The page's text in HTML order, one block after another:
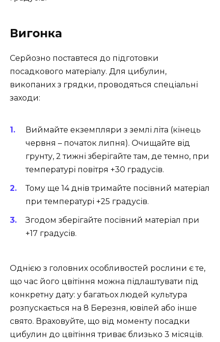
Вигонка
Серйозно поставтеся до підготовки
посадкового матеріалу. Для цибулин,
викопаних з грядки, проводяться спеціальні
заходи:
Виймайте екземпляри з землі літа (кінець
червня – початок липня). Очищайте від
грунту, 2 тижні зберігайте там, де темно, при
температурі повітря +30 градусів.
Тому ще 14 днів тримайте посівний матеріал
при температурі +25 градусів.
Згодом зберігайте посівний матеріал при
+17 градусів.
Однією з головних особливостей рослини є те,
що час його цвітіння можна підлаштувати під
конкретну дату: у багатьох людей культура
розпускається на 8 Березня, ювілей або інше
свято. Враховуйте, що від моменту посадки
цибулин до цвітіння триває близько 3 місяців.